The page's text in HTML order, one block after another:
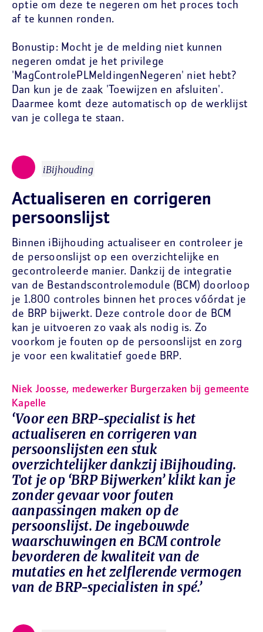
optie om deze te negeren om het proces toch
af te kunnen ronden.
Bonustip: Mocht je de melding niet kunnen
negeren omdat je het privilege
'MagControlePLMeldingenNegeren' niet hebt?
Dan kun je de zaak 'Toewijzen en afsluiten'.
Daarmee komt deze automatisch op de werklijst
van je collega te staan.
iBijhouding
Actualiseren en corrigeren
persoonslijst
Binnen iBijhouding actualiseer en controleer je
de persoonslijst op een overzichtelijke en
gecontroleerde manier. Dankzij de integratie
van de Bestandscontrolemodule (BCM) doorloop
je 1.800 controles binnen het proces vóórdat je
de BRP bijwerkt. Deze controle door de BCM
kan je uitvoeren zo vaak als nodig is. Zo
voorkom je fouten op de persoonslijst en zorg
je voor een kwalitatief goede BRP.
Niek Joosse, medewerker Burgerzaken bij gemeente
Kapelle
‘Voor een BRP-specialist is het
actualiseren en corrigeren van
persoonslijsten een stuk
overzichtelijker dankzij iBijhouding.
Tot je op ‘BRP Bijwerken’ klikt kan je
zonder gevaar voor fouten
aanpassingen maken op de
persoonslijst. De ingebouwde
waarschuwingen en BCM controle
bevorderen de kwaliteit van de
mutaties en het zelflerende vermogen
van de BRP-specialisten in spé.’